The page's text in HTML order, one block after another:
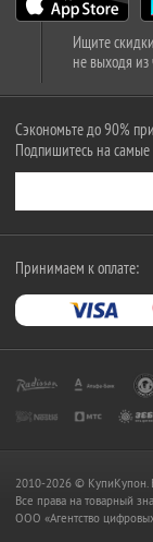
Ищите
не выходя из
Сэкономьте до 90%
Подпишитесь на
Принимаем к оплате:
2010-2026 © КупиКупон.
Все права на товарный
OOO «Агентство